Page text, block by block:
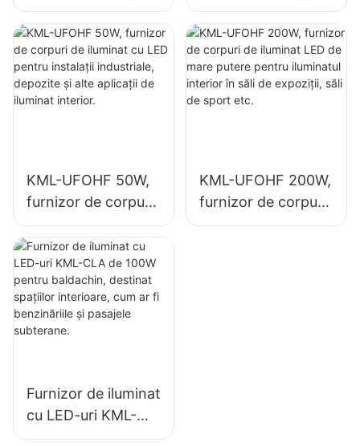
de iluminat cu LED
pentru instalații
industriale,
depozite și alte
aplicații de iluminat
de iluminat LED de
mare putere pentru
iluminatul interior în
fabrici industriale,
săli de sport etc.
KML-UFOHF 50W,
furnizor de corpuri
de iluminat cu LED
pentru instalații
industriale,
depozite și alte
aplicații de iluminat
interior.
KML-UFOHF 200W,
furnizor de corpuri
de iluminat LED de
Furnizor de iluminat
cu LED-uri KML-
CLA de 100W